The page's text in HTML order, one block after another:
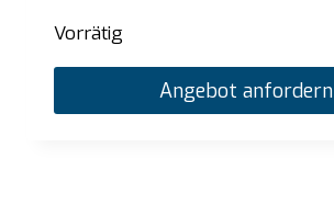
Vorrätig
Angebot anfordern